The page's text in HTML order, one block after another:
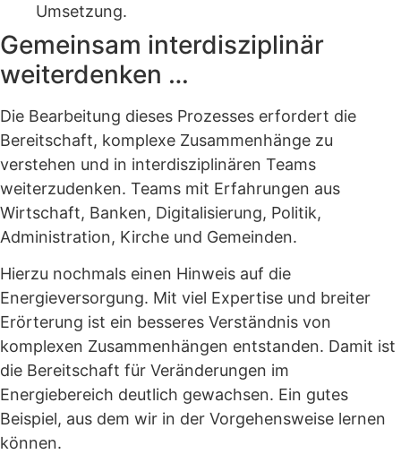
Umsetzung.
Gemeinsam interdisziplinär
weiterdenken …
Die Bearbeitung dieses Prozesses erfordert die
Bereitschaft, komplexe Zusammenhänge zu
verstehen und in interdisziplinären Teams
weiterzudenken. Teams mit Erfahrungen aus
Wirtschaft, Banken, Digitalisierung, Politik,
Administration, Kirche und Gemeinden.
Hierzu nochmals einen Hinweis auf die
Energieversorgung. Mit viel Expertise und breiter
Erörterung ist ein besseres Verständnis von
komplexen Zusammenhängen entstanden. Damit ist
die Bereitschaft für Veränderungen im
Energiebereich deutlich gewachsen. Ein gutes
Beispiel, aus dem wir in der Vorgehensweise lernen
können.